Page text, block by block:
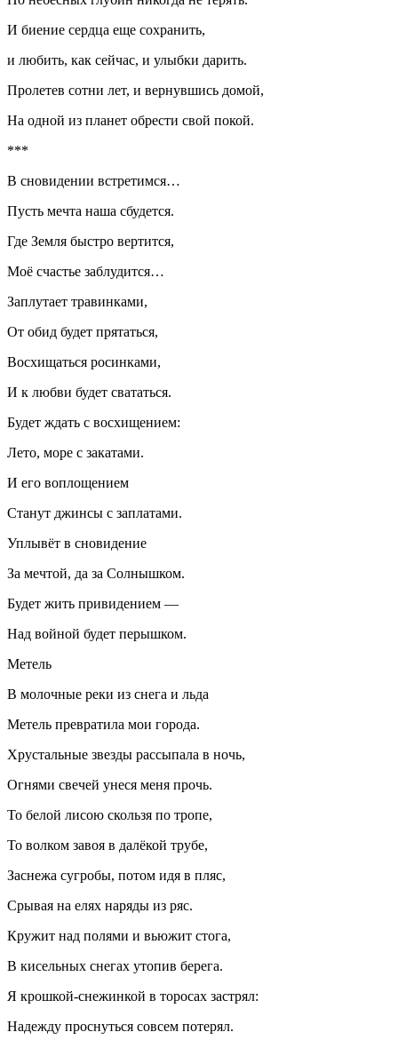
И биение сердца еще сохранить,
и любить, как сейчас, и улыбки дарить.
Пролетев сотни лет, и вернувшись домой,
На одной из планет обрести свой покой.
***
В сновидении встретимся…
Пусть мечта наша сбудется.
Где Земля быстро вертится,
Моё счастье заблудится…
Заплутает травинками,
От обид будет прятаться,
Восхищаться росинками,
И к любви будет свататься.
Будет ждать с восхищением:
Лето, море с закатами.
И его воплощением
Станут джинсы с заплатами.
Уплывёт в сновидение
За мечтой, да за Солнышком.
Будет жить привидением —
Над войной будет перышком.
Метель
В молочные реки из снега и льда
Метель превратила мои города.
Хрустальные звезды рассыпала в ночь,
Огнями свечей унеся меня прочь.
То белой лисою скользя по тропе,
То волком завоя в далёкой трубе,
Заснежа сугробы, потом идя в пляс,
Срывая на елях наряды из ряс.
Кружит над полями и вьюжит стога,
В кисельных снегах утопив берега.
Я крошкой-снежинкой в торосах застрял:
Надежду проснуться совсем потерял.